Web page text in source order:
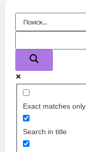
Exact matches only
Search in title